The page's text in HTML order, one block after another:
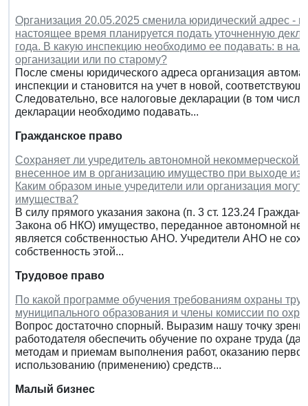
Организация 20.05.2025 сменила юридический адрес -
настоящее время планируется подать уточненную
года. В какую инспекцию необходимо ее подавать: в
организации или по старому?
После смены юридического адреса организация
инспекции и становится на учет в новой,
Следовательно, все налоговые декларации (в том
декларации необходимо подавать...
Гражданское право
Сохраняет ли учредитель автономной некоммерческой
внесенное им в организацию имущество при выходе из
Каким образом иные учредители или организация
имущества?
В силу прямого указания закона (п. 3 ст. 123.24
Закона об НКО) имущество, переданное автономной
является собственностью АНО. Учредители АНО не
собственность этой...
Трудовое право
По какой программе обучения требованиям охраны
муниципального образования и члены комиссии по
Вопрос достаточно спорный. Выразим нашу точку
работодателя обеспечить обучение по охране труда
методам и приемам выполнения работ, оказанию
использованию (применению) средств...
Малый бизнес